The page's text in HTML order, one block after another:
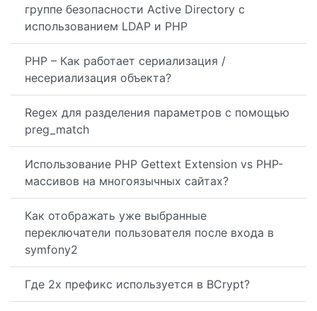
группе безопасности Active Directory с
использованием LDAP и PHP
PHP – Как работает сериализация /
несериализация объекта?
Regex для разделения параметров с помощью
preg_match
Использование PHP Gettext Extension vs PHP-
массивов на многоязычных сайтах?
Как отображать уже выбранные
переключатели пользователя после входа в
symfony2
Где 2x префикс используется в BCrypt?